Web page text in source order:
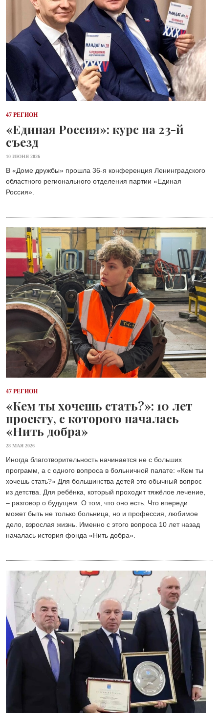
47 РЕГИОН
«Единая Россия»: курс на 23-й
съезд
10 ИЮНЯ 2026
В «Доме дружбы» прошла 36-я конференция Ленинградского
областного регионального отделения партии «Единая
Россия».
47 РЕГИОН
«Кем ты хочешь стать?»: 10 лет
проекту, с которого началась
«Нить добра»
28 МАЯ 2026
Иногда благотворительность начинается не с больших
программ, а с одного вопроса в больничной палате: «Кем ты
хочешь стать?» Для большинства детей это обычный вопрос
из детства. Для ребёнка, который проходит тяжёлое лечение,
– разговор о будущем. О том, что оно есть. Что впереди
может быть не только больница, но и профессия, любимое
дело, взрослая жизнь. Именно с этого вопроса 10 лет назад
началась история фонда «Нить добра».